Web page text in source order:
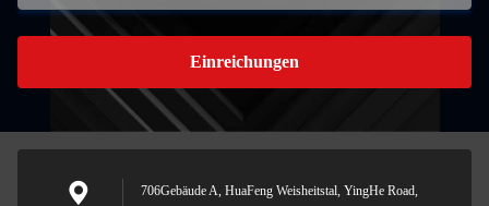
Einreichungen
706Gebäude A, HuaFeng Weisheitstal, YingHe Road,